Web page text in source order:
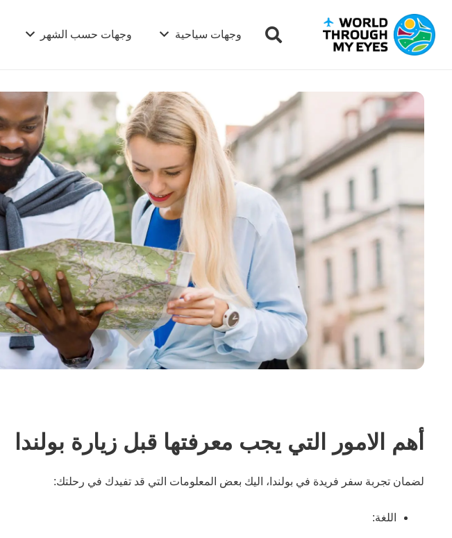
وجهات سياحية وجهات حسب الشهر
أهم الامور التي يجب معرفتها قبل زيارة بولندا
لضمان تجربة سفر فريدة في بولندا، اليك بعض المعلومات التي قد تفيدك في رحلتك:
اللغة: